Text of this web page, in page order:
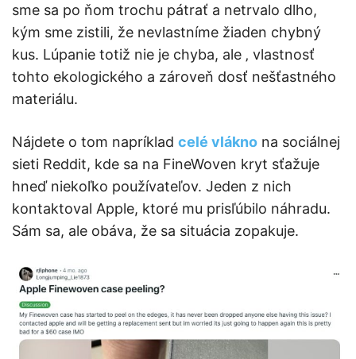
sme sa po ňom trochu pátrať a netrvalo dlho,
kým sme zistili, že nevlastníme žiaden chybný
kus. Lúpanie totiž nie je chyba, ale ‚ vlastnosť
tohto ekologického a zároveň dosť nešťastného
materiálu.
Nájdete o tom napríklad celé vlákno na sociálnej
sieti Reddit, kde sa na FineWoven kryt sťažuje
hneď niekoľko používateľov. Jeden z nich
kontaktoval Apple, ktoré mu prisľúbilo náhradu.
Sám sa, ale obáva, že sa situácia zopakuje.